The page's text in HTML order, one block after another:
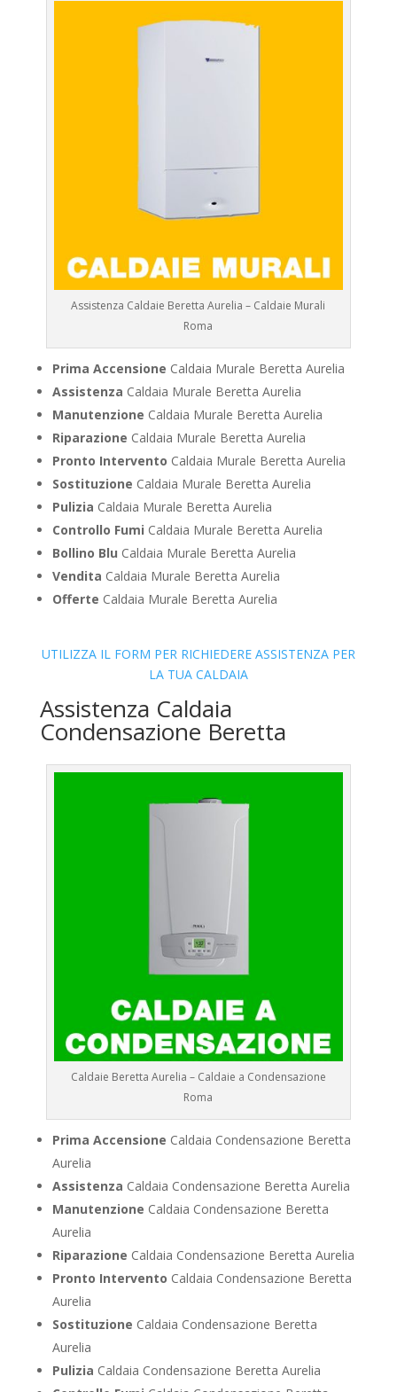
Assistenza Caldaie Beretta Aurelia – Caldaie Murali
Roma
Prima Accensione Caldaia Murale Beretta Aurelia
Assistenza Caldaia Murale Beretta Aurelia
Manutenzione Caldaia Murale Beretta Aurelia
Riparazione Caldaia Murale Beretta Aurelia
Pronto Intervento Caldaia Murale Beretta Aurelia
Sostituzione Caldaia Murale Beretta Aurelia
Pulizia Caldaia Murale Beretta Aurelia
Controllo Fumi Caldaia Murale Beretta Aurelia
Bollino Blu Caldaia Murale Beretta Aurelia
Vendita Caldaia Murale Beretta Aurelia
Offerte Caldaia Murale Beretta Aurelia
UTILIZZA IL FORM PER RICHIEDERE ASSISTENZA PER
LA TUA CALDAIA
Assistenza Caldaia
Condensazione Beretta
Caldaie Beretta Aurelia – Caldaie a Condensazione
Roma
Prima Accensione Caldaia Condensazione Beretta
Aurelia
Assistenza Caldaia Condensazione Beretta Aurelia
Manutenzione Caldaia Condensazione Beretta
Aurelia
Riparazione Caldaia Condensazione Beretta Aurelia
Pronto Intervento Caldaia Condensazione Beretta
Aurelia
Sostituzione Caldaia Condensazione Beretta
Aurelia
Pulizia Caldaia Condensazione Beretta Aurelia